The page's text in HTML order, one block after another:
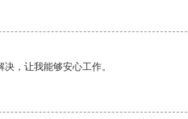
，让我能够安心工作。